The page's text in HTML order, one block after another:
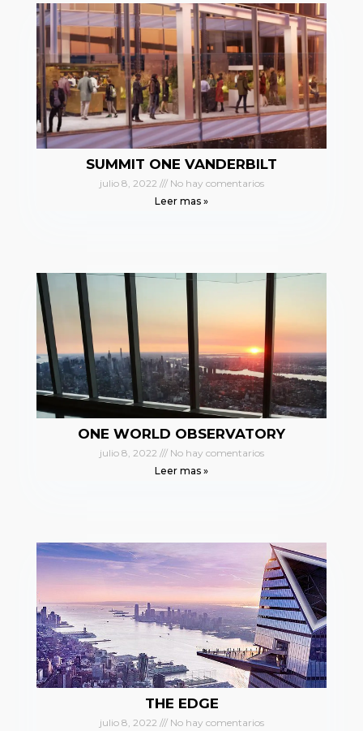
SUMMIT ONE VANDERBILT
julio 8, 2022
No hay comentarios
Leer mas »
ONE WORLD OBSERVATORY
julio 8, 2022
No hay comentarios
Leer mas »
THE EDGE
julio 8, 2022
No hay comentarios